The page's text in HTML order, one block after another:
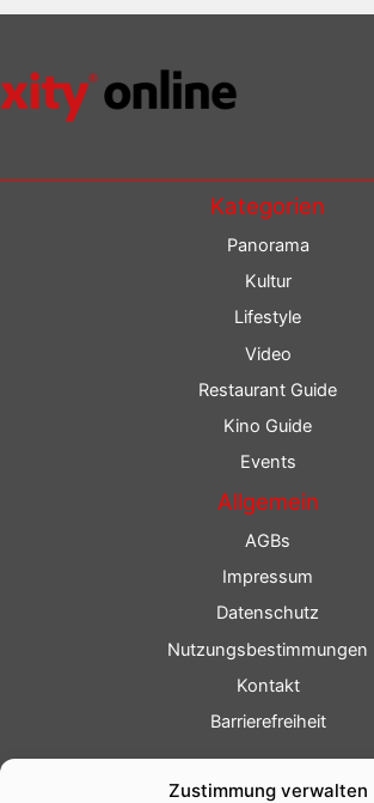
Zustimmung verwalten
Kategorien
Panorama
Kultur
Lifestyle
Video
Restaurant Guide
Kino Guide
Events
Allgemein
AGBs
Impressum
Datenschutz
Nutzungsbestimmungen
Kontakt
Barrierefreiheit